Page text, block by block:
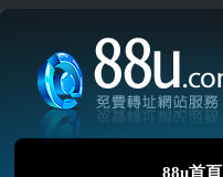
88u首頁